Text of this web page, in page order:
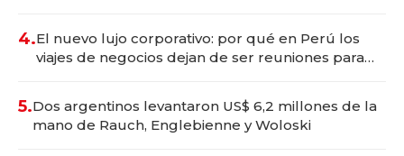
4.El nuevo lujo corporativo: por qué en Perú los
viajes de negocios dejan de ser reuniones para
5.Dos argentinos levantaron US$ 6,2 millones de la
mano de Rauch, Englebienne y Woloski